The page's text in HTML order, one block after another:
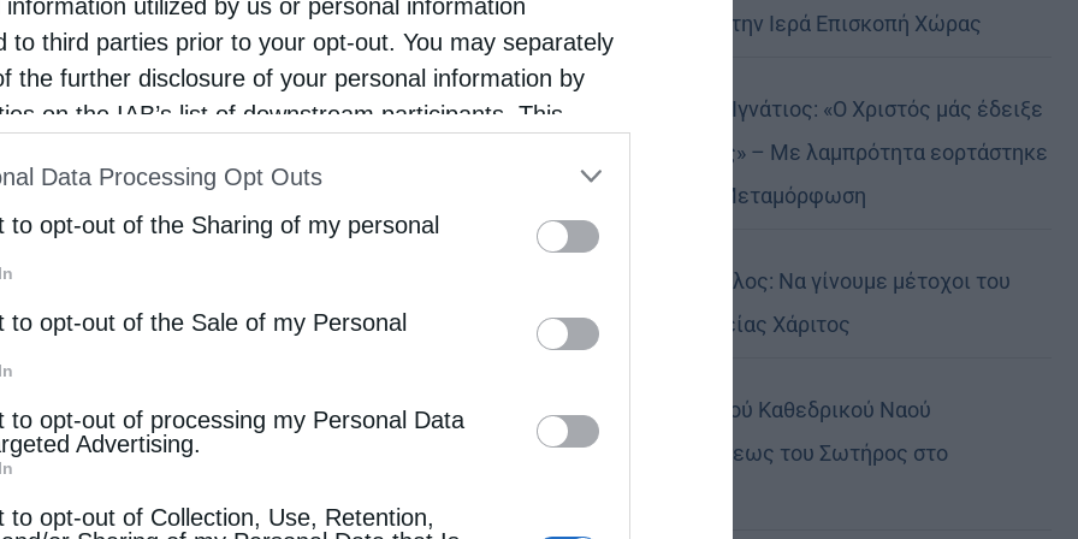
information utilized by us or personal information
to third parties prior to your opt-out. You may separately
the further disclosure of your personal information by
on the IAB’s list of downstream participants. This
of Downstream Participantsthat may further disclose it to
parties.
Data Processing Opt Outs
to opt-out of the Sharing of my personal
to opt-out of the Sale of my Personal
to opt-out of processing my Personal Data
Advertising.
to opt-out of Collection, Use, Retention,
Θεό. Οι ασθέ­νειες μας βγά­ζουν σε καλό, όταν
να μας συγ­χω­ρή­σει τις αμαρ­τί­ες και δο­ξά­
άν­θρω­πος και φεύ­γουν τα ψυ­χι­κά τραύ­μα­τα.
ΕΠΙΣΗΣ
Αυστραλίας στην Ιερά Επισκοπή Χώρας
Δημητριάδος Ιγνάτιος: «Ο Χριστός μάς έδειξε
το μέλλον μας» – Με λαμπρότητα εορτάστηκε
στον Βόλο η Μεταμόρφωση
Κορίνθου Παύλος: Να γίνουμε μέτοχοι του
φωτός της Θείας Χάριτος
Πανήγυρη Ιερού Καθεδρικού Ναού
Μεταμορφώσεως του Σωτήρος στο